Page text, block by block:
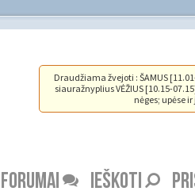
Draudžiama žvejoti : ŠAMUS
siauražnyplius VĖŽIUS [10.15-
nėges; upėse
FORUMAI IEŠKOTI